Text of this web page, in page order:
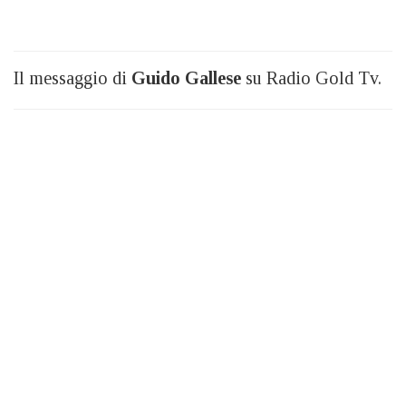
Il messaggio di Guido Gallese su Radio Gold Tv.